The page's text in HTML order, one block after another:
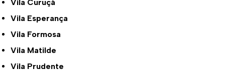
Vila Curuçá
Vila Esperança
Vila Formosa
Vila Matilde
Vila Prudente